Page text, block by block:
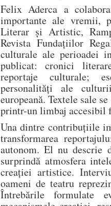
Felix Aderca a
importante ale vremii,
Literar și Artistic,
Revista Fundațiilor
culturale ale perioadei
publicat: cronici
reportaje culturale;
personalități ale
europeană. Textele sale
printr-un limbaj accesibil
Una dintre contribuțiile
transformarea
autonom. El nu descrie
surprindă atmosfera
creației artistice.
oameni de teatru
Întrebările formulate